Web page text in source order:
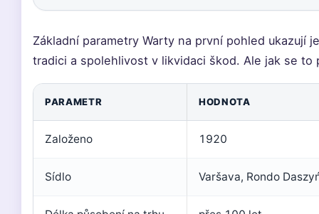
Základní parametry Warty na první pohled ukazují
tradici a spolehlivost v likvidaci škod. Ale jak se to
PARAMETR HODNOTA
Založeno 1920
Sídlo Varšava, Rondo